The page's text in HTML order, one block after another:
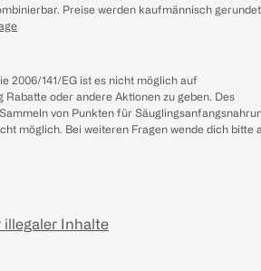
Preise werden kaufmännisch
2006/141/EG ist es nicht möglich auf
Rabatte oder andere Aktionen zu geben. Des
von Punkten für
möglich. Bei weiteren Fragen wende dich bitte
illegaler Inhalte